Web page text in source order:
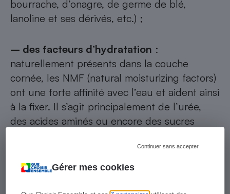
Gérer mes cookies
Continuer sans accepter
bourrache, d’onagre, de germe de blé,
lanoline et ses dérivés, etc.) ;
– des facteurs d’hydratation :
naturellement présents dans la couche
cornée, les NMF (natural moisturizing factors)
ont une forte affinité avec l’eau et aident ainsi
à la fixer. Il s’agit principalement de l’urée,
des acides aminés ou encore des sucres
– et aussi…des vitamines, des polyphénols